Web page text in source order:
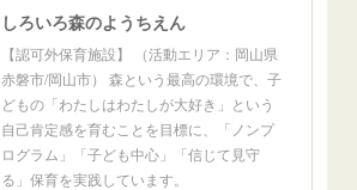
しろいろ森のようちえん
【認可外保育施設】 （活動エリア：岡山県
赤磐市/岡山市） 森という最高の環境で、子
どもの「わたしはわたしが大好き」という
自己肯定感を育むことを目標に、「ノンプ
ログラム」「子ども中心」「信じて見守
る」保育を実践しています。